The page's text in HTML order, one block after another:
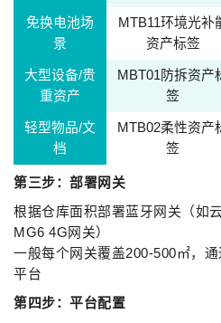
免换电池场
景
MTB11环境光补
资产标签
大型设备/贵
重资产
MBT01防拆资产
签
轻型物品/文
档
MTB02柔性资产
签
第三步：部署网关
根据仓库面积部署蓝牙网关（如
MG6 4G网关）
一般每个网关覆盖200-500㎡，
平台
第四步：平台配置